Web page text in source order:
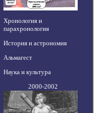
Хронология и
парахронология
История и астрономия
Альмагест
Наука и культура
2000-2002